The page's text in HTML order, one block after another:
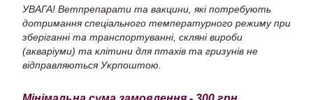
УВАГА! Ветпрепарати та вакцини, які потребують
дотримання спеціального температурного режиму при
зберіганні та транспортуванні, скляні вироби
(акваріуми) та клітини для птахів та гризунів не
відправляються Укрпоштою.